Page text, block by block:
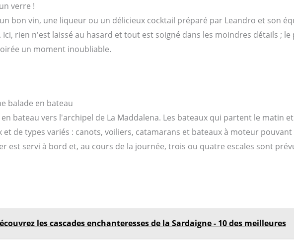
verre !
bon vin, une liqueur ou un délicieux cocktail préparé par Leandro et son
. Ici, rien n'est laissé au hasard et tout est soigné dans les moindres détails ;
un moment inoubliable.
balade en bateau
bateau vers l'archipel de La Maddalena. Les bateaux qui partent le matin
et de types variés : canots, voiliers, catamarans et bateaux à moteur
est servi à bord et, au cours de la journée, trois ou quatre escales sont
les cascades enchanteresses de la Sardaigne - 10 des meilleures